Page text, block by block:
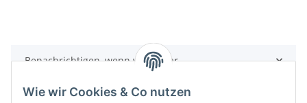
Wie wir Cookies & Co nutzen
Benachrichtigen, wenn verfügbar